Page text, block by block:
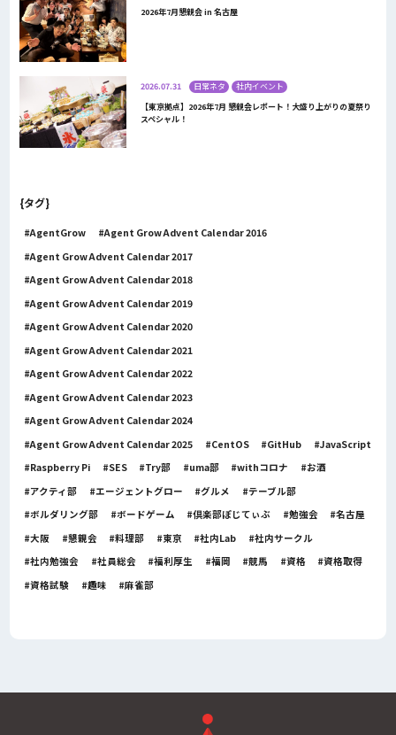
2026年7月懇親会 in 名古屋
2026.07.31 日常ネタ
社内イベント
【東京拠点】2026年7月 懇親会レポート！大盛り上がりの夏祭り
スペシャル！
{タグ}
AgentGrow
Agent Grow Advent Calendar 2016
Agent Grow Advent Calendar 2017
Agent Grow Advent Calendar 2018
Agent Grow Advent Calendar 2019
Agent Grow Advent Calendar 2020
Agent Grow Advent Calendar 2021
Agent Grow Advent Calendar 2022
Agent Grow Advent Calendar 2023
Agent Grow Advent Calendar 2024
Agent Grow Advent Calendar 2025
CentOS GitHub
JavaScript
Raspberry Pi
SES Try部 uma部 withコロナ
お酒
アクティ部
エージェントグロー グルメ
テーブル部
ボルダリング部
ボードゲーム 倶楽部ぽじてぃぶ 勉強会
名古屋
大阪
懇親会 料理部 東京 社内Lab
社内サークル
社内勉強会
社員総会 福利厚生 福岡 競馬 資格
資格取得
資格試験
趣味 麻雀部